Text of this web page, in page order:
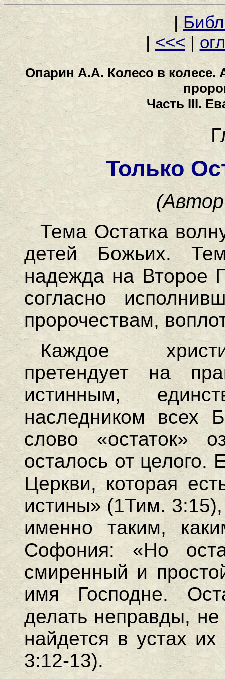
|
| <<< |
Опарин А.А. Колесо в колесе.
Часть III.
Только
Тема Остатка
детей Божьих.
надежда на Второе
согласно
пророчествам,
Каждое
претендует на
истинным,
наследником всех
слово «остаток»
осталось от
Церкви, которая
истины» (1Тим.
именно таким,
Софония: «Но
смиренный и
имя Господне.
делать неправды, не
найдется в устах
3:12-13).